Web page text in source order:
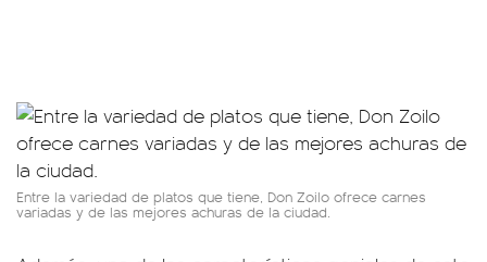
Entre la variedad de platos que tiene, Don Zoilo ofrece carnes
variadas y de las mejores achuras de la ciudad.